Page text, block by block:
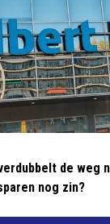
de weg
nog zin?